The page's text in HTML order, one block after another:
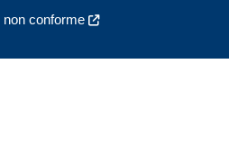
conforme